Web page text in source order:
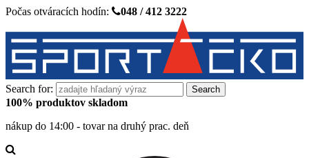
Počas otváracích hodín: 048 / 412 3222
Search for:
100% produktov skladom
nákup do 14:00 - tovar na druhý prac. deň